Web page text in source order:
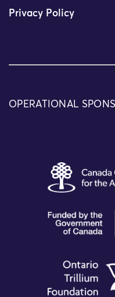
Privacy Policy
OPERATIONAL